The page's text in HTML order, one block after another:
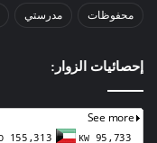
محفوظات مدرستي
إحصائيات الزوار: